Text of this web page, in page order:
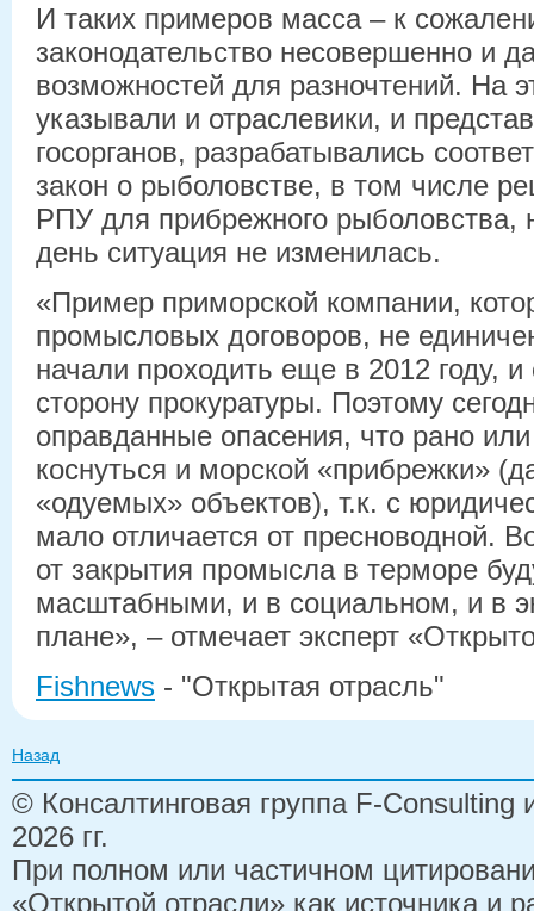
И таких примеров масса – к
законодательство несовершенно и
возможностей для разночтений. На
указывали и отраслевики, и
госорганов, разрабатывались
закон о рыболовстве, в том числе
РПУ для прибрежного рыболовства,
день ситуация не изменилась.
«Пример приморской компании,
промысловых договоров, не
начали проходить еще в 2012 году,
сторону прокуратуры. Поэтому
оправданные опасения, что рано
коснуться и морской «прибрежки»
«одуемых» объектов), т.к. с
мало отличается от пресноводной.
от закрытия промысла в терморе
масштабными, и в социальном, и в
плане», – отмечает эксперт
Fishnews - "Открытая отрасль"
Назад
© Консалтинговая группа F-
2026 гг.
При полном или частичном
«Открытой отрасли» как источника и